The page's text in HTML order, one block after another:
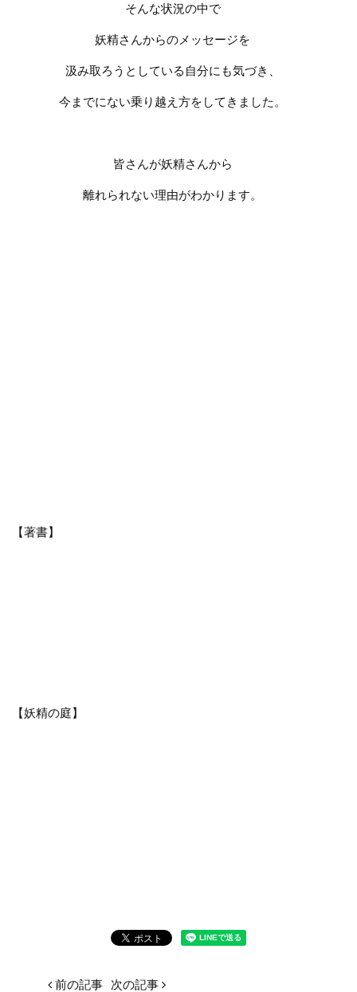
そんな状況の中で
妖精さんからのメッセージを
汲み取ろうとしている自分にも気づき、
今までにない乗り越え方をしてきました。
皆さんが妖精さんから
離れられない理由がわかります。
【著書】
【妖精の庭】
前の記事 次の記事